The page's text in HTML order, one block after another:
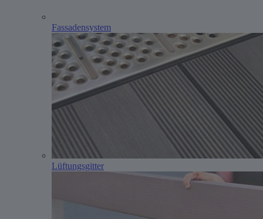
Fassadensystem
Lüftungsgitter